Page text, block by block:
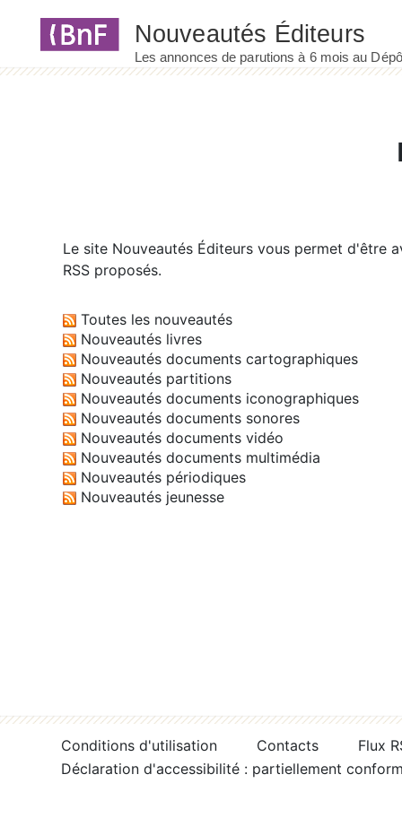
Le site Nouveautés Éditeurs vous permet d'être
RSS proposés.
Toutes les nouveautés
Nouveautés livres
Nouveautés documents cartographiques
Nouveautés partitions
Nouveautés documents iconographiques
Nouveautés documents sonores
Nouveautés documents vidéo
Nouveautés documents multimédia
Nouveautés périodiques
Nouveautés jeunesse
Conditions d'utilisation Contacts
Flux
Déclaration d'accessibilité : partiellement